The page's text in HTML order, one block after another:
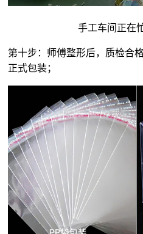
手工车间正在
第十步：师傅整形后，质检合
正式包装；